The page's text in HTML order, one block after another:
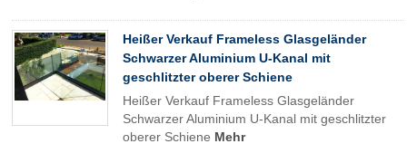
Heißer Verkauf Frameless Glasgeländer
Schwarzer Aluminium U-Kanal mit
geschlitzter oberer Schiene
Heißer Verkauf Frameless Glasgeländer
Schwarzer Aluminium U-Kanal mit geschlitzter
oberer Schiene Mehr